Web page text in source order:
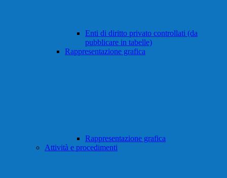
Enti di diritto privato controllati (da
pubblicare in tabelle)
Rappresentazione grafica
Rappresentazione grafica
Attività e procedimenti